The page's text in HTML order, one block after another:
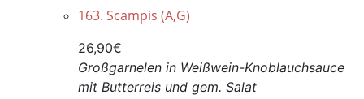
163. Scampis (A,G)
26,90€
Großgarnelen in Weißwein-Knoblauchsauce
mit Butterreis und gem. Salat